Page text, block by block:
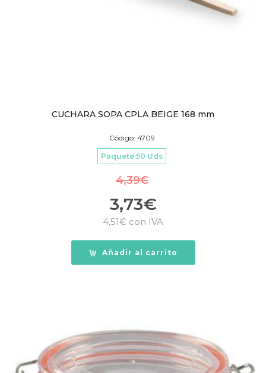
CUCHARA SOPA CPLA BEIGE 168 mm
Código: 4709
Paquete 50 Uds
4,39€
3,73€
4,51€ con IVA
Añadir al carrito